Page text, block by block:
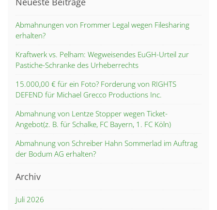
Abmahnungen von Frommer Legal wegen Filesharing
erhalten?
Kraftwerk vs. Pelham: Wegweisendes EuGH-Urteil zur
Pastiche-Schranke des Urheberrechts
15.000,00 € für ein Foto? Forderung von RIGHTS
DEFEND für Michael Grecco Productions Inc.
Abmahnung von Lentze Stopper wegen Ticket-
Angebot(z. B. für Schalke, FC Bayern, 1. FC Köln)
Abmahnung von Schreiber Hahn Sommerlad im Auftrag
der Bodum AG erhalten?
Archiv
Juli 2026